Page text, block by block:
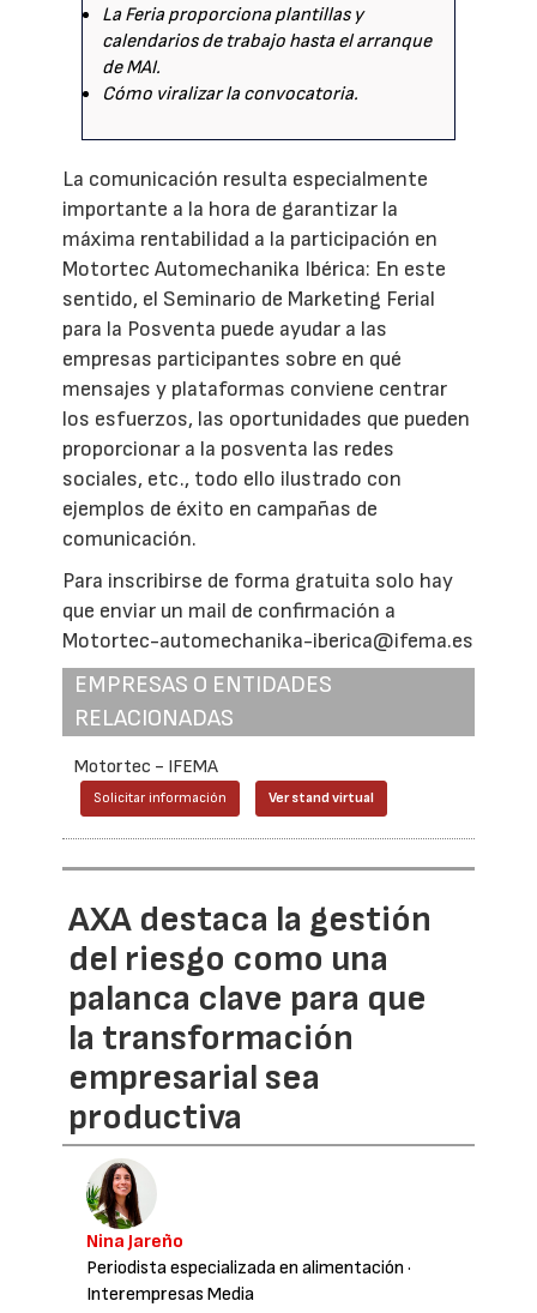
La Feria proporciona plantillas y
calendarios de trabajo hasta el arranque
de MAI.
Cómo viralizar la convocatoria.
La comunicación resulta especialmente
importante a la hora de garantizar la
máxima rentabilidad a la participación en
Motortec Automechanika Ibérica: En este
sentido, el Seminario de Marketing Ferial
para la Posventa puede ayudar a las
empresas participantes sobre en qué
mensajes y plataformas conviene centrar
los esfuerzos, las oportunidades que pueden
proporcionar a la posventa las redes
sociales, etc., todo ello ilustrado con
ejemplos de éxito en campañas de
comunicación.
Para inscribirse de forma gratuita solo hay
que enviar un mail de confirmación a
Motortec-automechanika-iberica@ifema.es
EMPRESAS O ENTIDADES
RELACIONADAS
Motortec - IFEMA
Solicitar información Ver stand virtual
AXA destaca la gestión
del riesgo como una
palanca clave para que
la transformación
empresarial sea
productiva
Nina Jareño
Periodista especializada en alimentación ·
Interempresas Media